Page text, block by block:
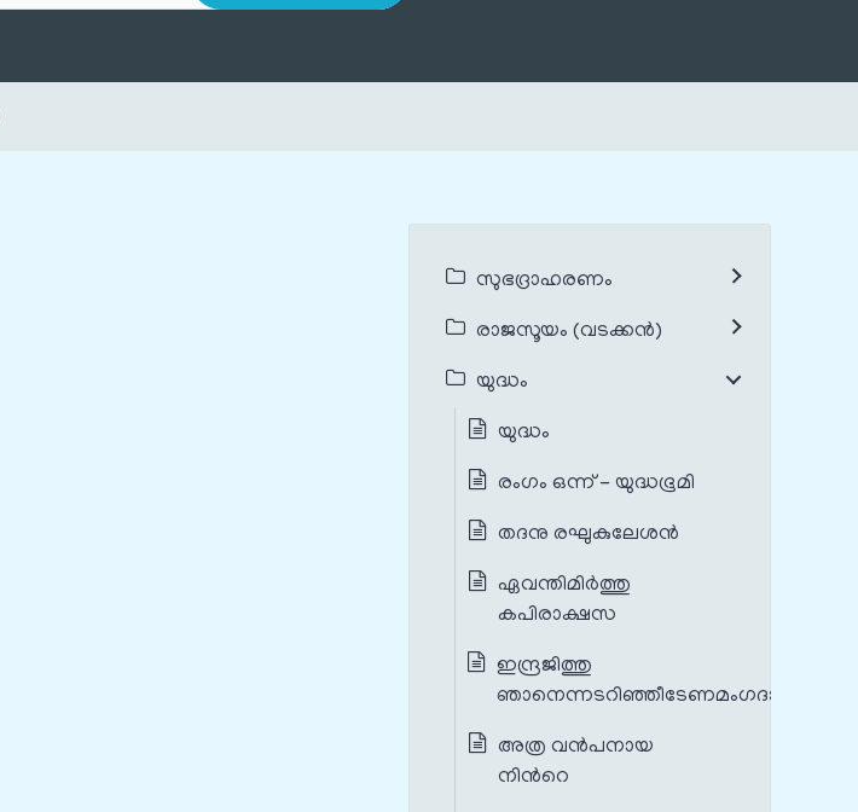
സുഭദ്രാഹരണം
രാജസൂയം (വടക്കൻ)
യുദ്ധം
യുദ്ധം
രംഗം ഒന്ന് - യുദ്ധഭൂമി
തദനു രഘുകുലേശന്‍
ഏവന്തിമിര്‍ത്തു
കപിരാക്ഷസ
ഇന്ദ്രജിത്തു
ഞാനെന്നടറിഞ്ഞീടേണമംഗദാ
അത്ര വന്‍പനായ
നിന്‍റെ